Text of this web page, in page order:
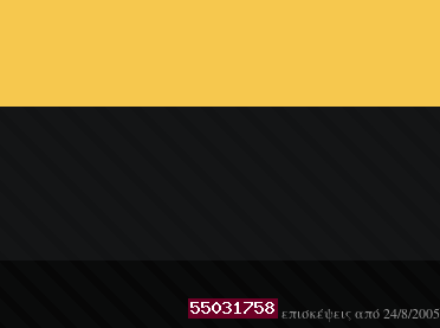
επισκέψεις από 24/8/2005